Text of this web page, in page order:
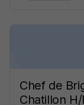
Chef de
Chatillon H/